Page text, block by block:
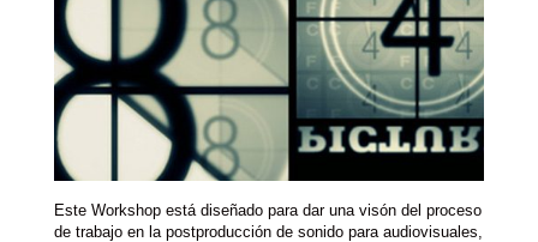
Este Workshop está diseñado para dar una visón del proceso
de trabajo en la postproducción de sonido para audiovisuales,